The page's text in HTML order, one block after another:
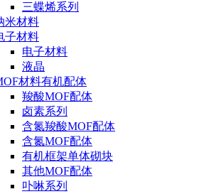
三蝶烯系列
米材料
子材料
电子材料
液晶
材料有机配体
羧酸MOF配体
卤素系列
含氮羧酸MOF配体
含氮MOF配体
有机框架单体砌块
其他MOF配体
卟啉系列